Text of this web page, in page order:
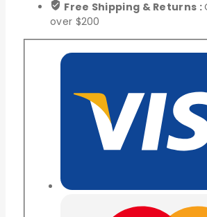
Free Shipping & Returns :
over $200